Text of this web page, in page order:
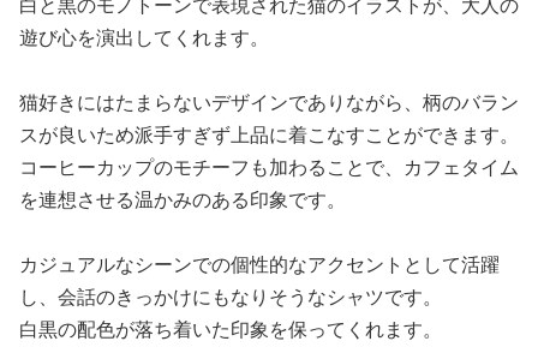
遊び心を演出してくれます。
猫好きにはたまらないデザインでありながら、柄のバラン
スが良いため派手すぎず上品に着こなすことができます。
コーヒーカップのモチーフも加わることで、カフェタイム
を連想させる温かみのある印象です。
カジュアルなシーンでの個性的なアクセントとして活躍
し、会話のきっかけにもなりそうなシャツです。
白黒の配色が落ち着いた印象を保ってくれます。